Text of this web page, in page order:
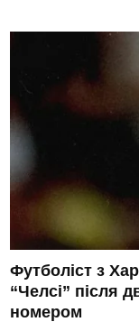
Футболіст з
“Челсі” після
номером